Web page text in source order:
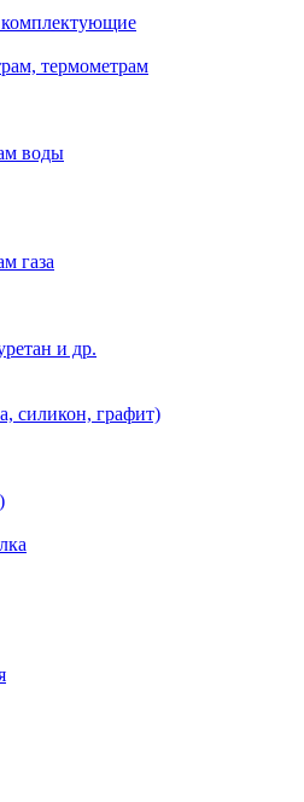
термометрам
воды
газа
и др.
силикон, графит)